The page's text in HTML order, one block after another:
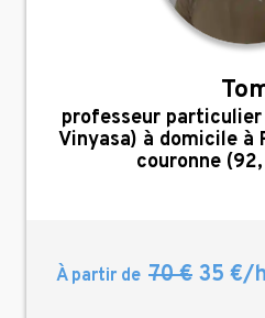
,
professeur
Vinyasa) à domicile
couronne
À partir de 70 € 35 €/h